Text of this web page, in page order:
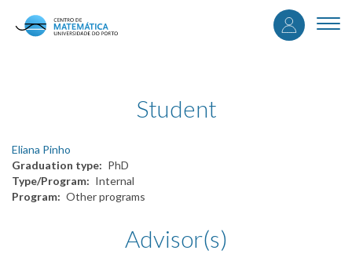
User
Student
Eliana Pinho
Graduation type
PhD
Type/Program
Internal
Program
Other programs
Advisor(s)